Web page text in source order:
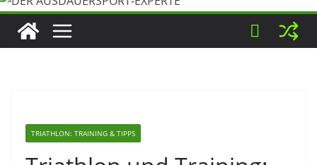
TRIATHLON: TRAINING & TIPPS